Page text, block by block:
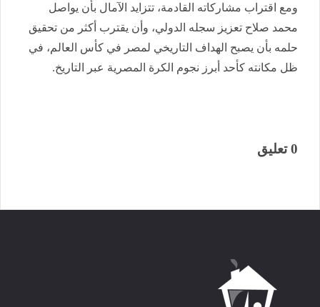
ومع اقتراب مشاركاته القادمة، تتزايد الآمال بأن يواصل
محمد صلاح تعزيز سجله الدولي، وأن يقترب أكثر من تحقيق
حلمه بأن يصبح الهداف التاريخي لمصر في كأس العالم، في
ظل مكانته كأحد أبرز نجوم الكرة المصرية عبر التاريخ.
0 تعليق